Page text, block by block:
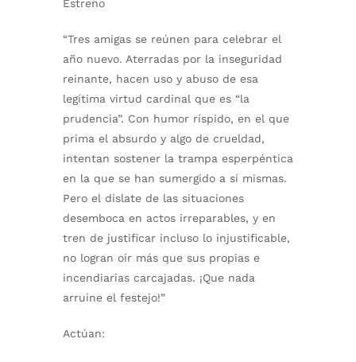
Estreno
“Tres amigas se reúnen para celebrar el
año nuevo. Aterradas por la inseguridad
reinante, hacen uso y abuso de esa
legítima virtud cardinal que es “la
prudencia”. Con humor ríspido, en el que
prima el absurdo y algo de crueldad,
intentan sostener la trampa esperpéntica
en la que se han sumergido a sí mismas.
Pero el dislate de las situaciones
desemboca en actos irreparables, y en
tren de justificar incluso lo injustificable,
no logran oír más que sus propias e
incendiarias carcajadas. ¡Que nada
arruine el festejo!”
Actúan: